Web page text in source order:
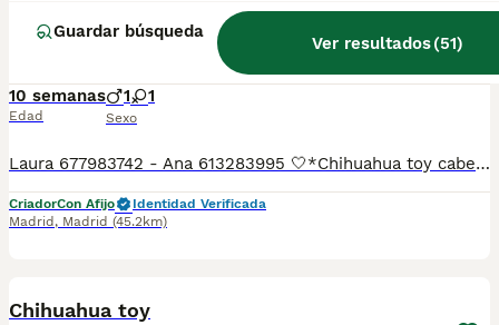
Guardar búsqueda
Ver resultados(51)
10 semanas
Edad
1 1
Sexo
Laura 677983742 - Ana 613283995 🤍*Chihuahua toy cabeza manzana*🤍 ¿Buscas un nuevo compañero para tu hogar? ❤️ Tenemos preciosos cachorros listos para encontrar una familia responsable. ✅ Vacunados ✅ Desparasitados ✅ Cartilla sanitaria ✅ Garantías incluidas ✅ Máxima atención y cuidado Se hacen envíos a toda España: Andalucía: Almería, Cádiz, Córdoba, Granada, Huelva, Jaén, Málaga, Sevilla. Aragón: Huesca, Teruel, Zaragoza. Asturias: Oviedo. Baleares: Palma. Canarias: Las Palmas de Gran Canaria, Santa Cruz de Tenerife. Cantabria: Santander. Castilla-La Mancha: Albacete, Ciudad Real, Cuenca, Guadalajara, Toledo. Castilla y León: Ávila, Burgos, León, Palencia, Salamanca, Segovia, Soria, Valladolid, Zamora. Cataluña: Barcelona, Gerona (Girona), Lérida (Lleida), Tarragona .Comunidad Valenciana: Alicante, Castellón de la Plana, Valencia. Extremadura: Badajoz, Cáceres .Galicia: La Coruña (A Coruña), Lugo, Orense (Ourense), Pontevedra. La Rioja: Logroño. Madrid: Madrid .Murcia: Murcia. Navarra: Pamplona. País Vasco: Bilbao (Vizcaya), San Sebastián (Guipúzcoa), Vitoria (Álava). 🐾 Cachorros sanos, sociables y criados con mucho cariño. 📲 ¡Pregunta sin compromiso por disponibilidad, fotos y precios por mensaje privado!
CriadorCon Afijo
Identidad Verificada
Madrid , Madrid (45.2km)
Chihuahua toy